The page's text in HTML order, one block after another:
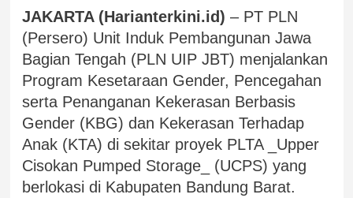
JAKARTA (Harianterkini.id) – PT PLN
(Persero) Unit Induk Pembangunan Jawa
Bagian Tengah (PLN UIP JBT) menjalankan
Program Kesetaraan Gender, Pencegahan
serta Penanganan Kekerasan Berbasis
Gender (KBG) dan Kekerasan Terhadap
Anak (KTA) di sekitar proyek PLTA _Upper
Cisokan Pumped Storage_ (UCPS) yang
berlokasi di Kabupaten Bandung Barat.